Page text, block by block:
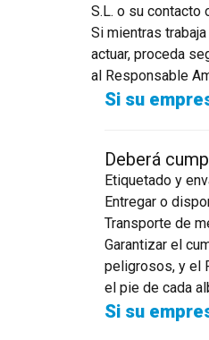
S.L. o su contacto
Si mientras
actuar, proceda
al Responsable
Si su
Deberá
Etiquetado y
Entregar o
Transporte de
Garantizar el
peligrosos, y el
el pie de cada
Si su